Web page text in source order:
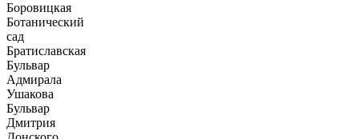
Боровицкая
Ботанический
сад
Братиславская
Бульвар
Адмирала
Ушакова
Бульвар
Дмитрия